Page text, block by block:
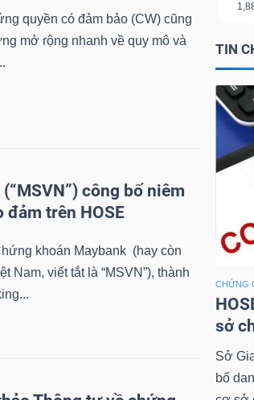
quyền có đảm bảo (CW) cũng
mở rộng nhanh về quy mô và
công bố niêm
đảm trên HOSE
khoán Maybank (hay còn
Nam, viết tắt là “MSVN”), thành
TIN
CHỨNG
sở
Sở
bố